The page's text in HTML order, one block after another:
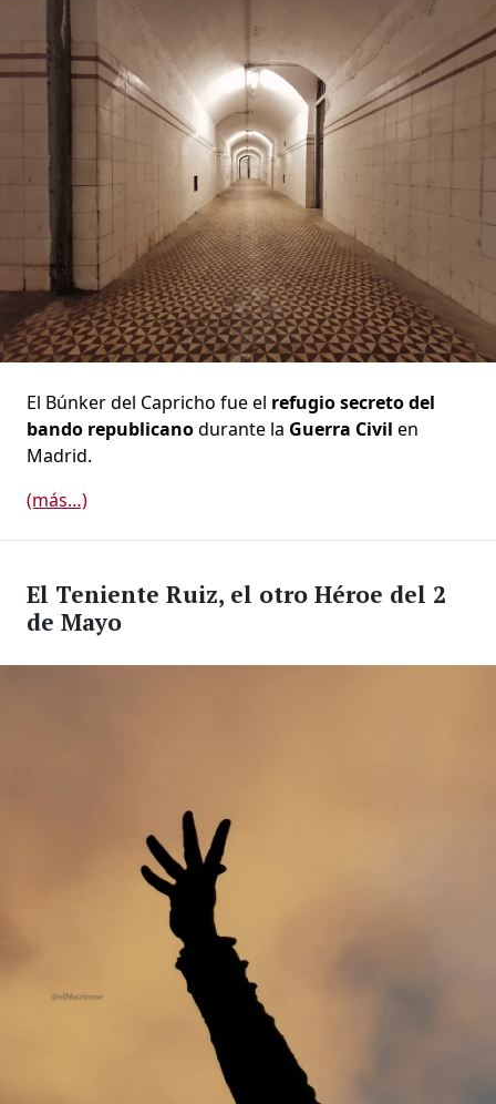
El Búnker del Capricho fue el refugio secreto del
bando republicanodurante la Guerra Civil en
Madrid.
(más…)
El Teniente Ruiz, el otro Héroe del 2
de Mayo